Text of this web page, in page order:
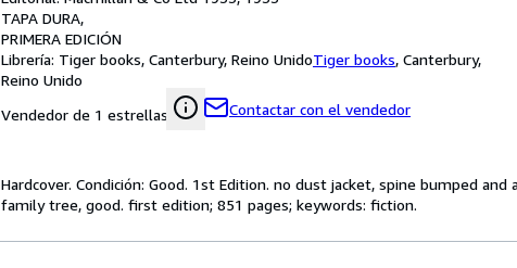
TAPA DURA
PRIMERA EDICIÓN
Librería: Tiger books, Canterbury, Reino UnidoTiger books, Canterbury,
Reino Unido
Vendedor de 1 estrellas
Contactar con el vendedor
Hardcover. Condición: Good. 1st Edition. no dust jacket, spine bumped
family tree, good. first edition; 851 pages; keywords: fiction.